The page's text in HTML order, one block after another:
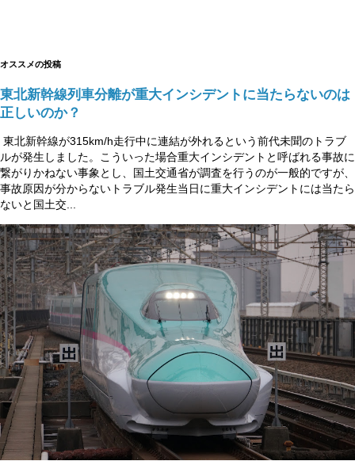
オススメの投稿
東北新幹線列車分離が重大インシデントに当たらないのは
正しいのか？
東北新幹線が315km/h走行中に連結が外れるという前代未聞のトラブ
ルが発生しました。こういった場合重大インシデントと呼ばれる事故に
繋がりかねない事象とし、国土交通省が調査を行うのが一般的ですが、
事故原因が分からないトラブル発生当日に重大インシデントには当たら
ないと国土交...